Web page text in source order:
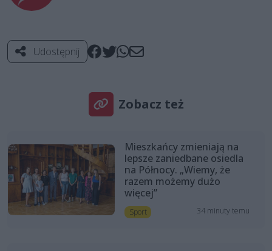
Udostępnij
Zobacz też
Mieszkańcy zmieniają na
lepsze zaniedbane osiedla
na Północy. „Wiemy, że
razem możemy dużo
więcej”
Sport 34 minuty temu